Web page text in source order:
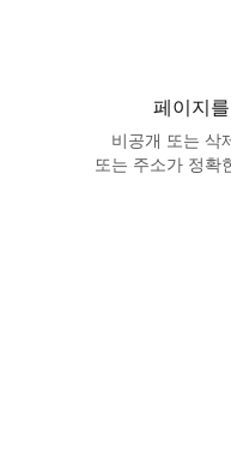
페이지
비공개 또는 삭
또는 주소가 정확